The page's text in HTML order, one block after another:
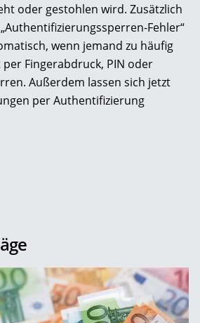
oder gestohlen wird. Zusätzlich
Fehler“
wenn jemand zu häufig
Fingerabdruck, PIN oder
Außerdem lassen sich jetzt
per Authentifizierung